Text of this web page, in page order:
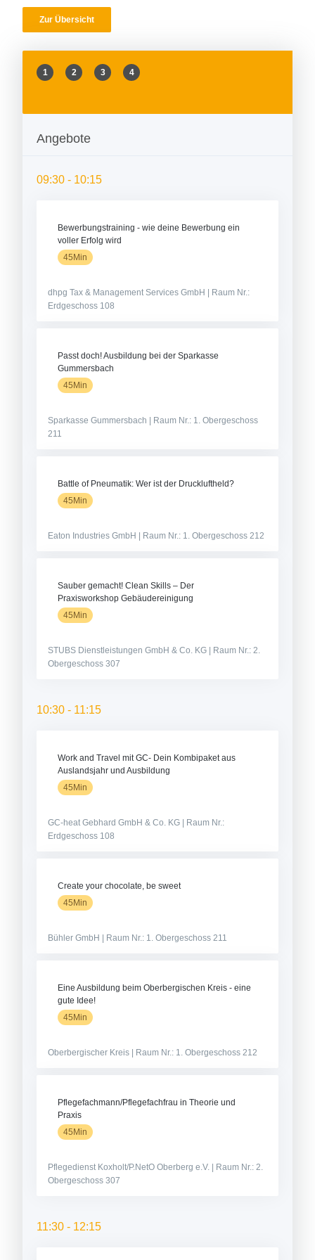
Zur Übersicht
1 2 3 4
Angebote
09:30 - 10:15
Bewerbungstraining - wie deine Bewerbung ein
voller Erfolg wird
45Min
dhpg Tax & Management Services GmbH | Raum Nr.:
Erdgeschoss 108
Passt doch! Ausbildung bei der Sparkasse
Gummersbach
45Min
Sparkasse Gummersbach | Raum Nr.: 1. Obergeschoss
211
Battle of Pneumatik: Wer ist der Druckluftheld?
45Min
Eaton Industries GmbH | Raum Nr.: 1. Obergeschoss 212
Sauber gemacht! Clean Skills – Der
Praxisworkshop Gebäudereinigung
45Min
STUBS Dienstleistungen GmbH & Co. KG | Raum Nr.: 2.
Obergeschoss 307
10:30 - 11:15
Work and Travel mit GC- Dein Kombipaket aus
Auslandsjahr und Ausbildung
45Min
GC-heat Gebhard GmbH & Co. KG | Raum Nr.:
Erdgeschoss 108
Create your chocolate, be sweet
45Min
Bühler GmbH | Raum Nr.: 1. Obergeschoss 211
Eine Ausbildung beim Oberbergischen Kreis - eine
gute Idee!
45Min
Oberbergischer Kreis | Raum Nr.: 1. Obergeschoss 212
Pflegefachmann/Pflegefachfrau in Theorie und
Praxis
45Min
Pflegedienst Koxholt/P.NetO Oberberg e.V. | Raum Nr.: 2.
Obergeschoss 307
11:30 - 12:15